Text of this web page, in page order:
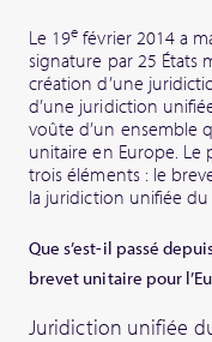
Le 19e février 2014 a
signature par 25 États
création d’une
d’une juridiction
voûte d’un ensemble
unitaire en Europe.
trois éléments : le
la juridiction unifiée du
Que s’est-il passé
brevet unitaire pour
Juridiction unifiée